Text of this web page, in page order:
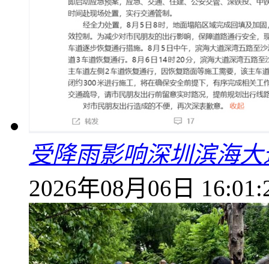
受降雨影响深圳滨海
2026年08月06日